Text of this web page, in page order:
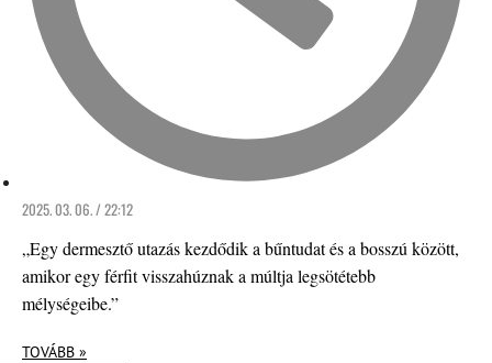
2025. 03. 06. / 22:12
„Egy dermesztő utazás kezdődik a bűntudat és a bosszú között,
amikor egy férfit visszahúznak a múltja legsötétebb
mélységeibe.”
TOVÁBB »